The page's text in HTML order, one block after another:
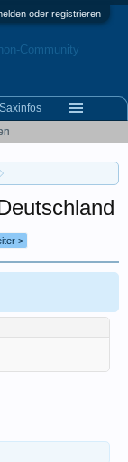
oder registrieren
>
Saxinfos